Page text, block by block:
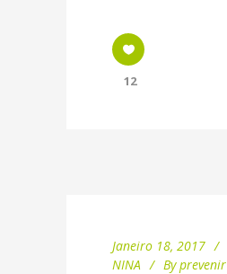
12
Janeiro 18, 2017
NINA
By prevenir